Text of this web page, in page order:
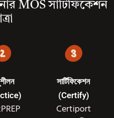
MOS সার্টিফিকেশন
সার্টিফিকেশন
(Certify)
Certiport